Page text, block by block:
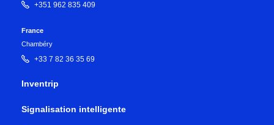
+351 962 835 409
France
Chambéry
+33 7 82 36 35 69
Inventrip
Signalisation intelligente